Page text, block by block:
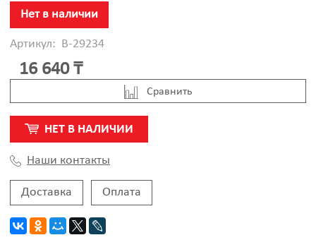
Нет в наличии
Артикул: B-29234
16 640 ₸
Cравнить
НЕТ В НАЛИЧИИ
Наши контакты
Доставка Оплата